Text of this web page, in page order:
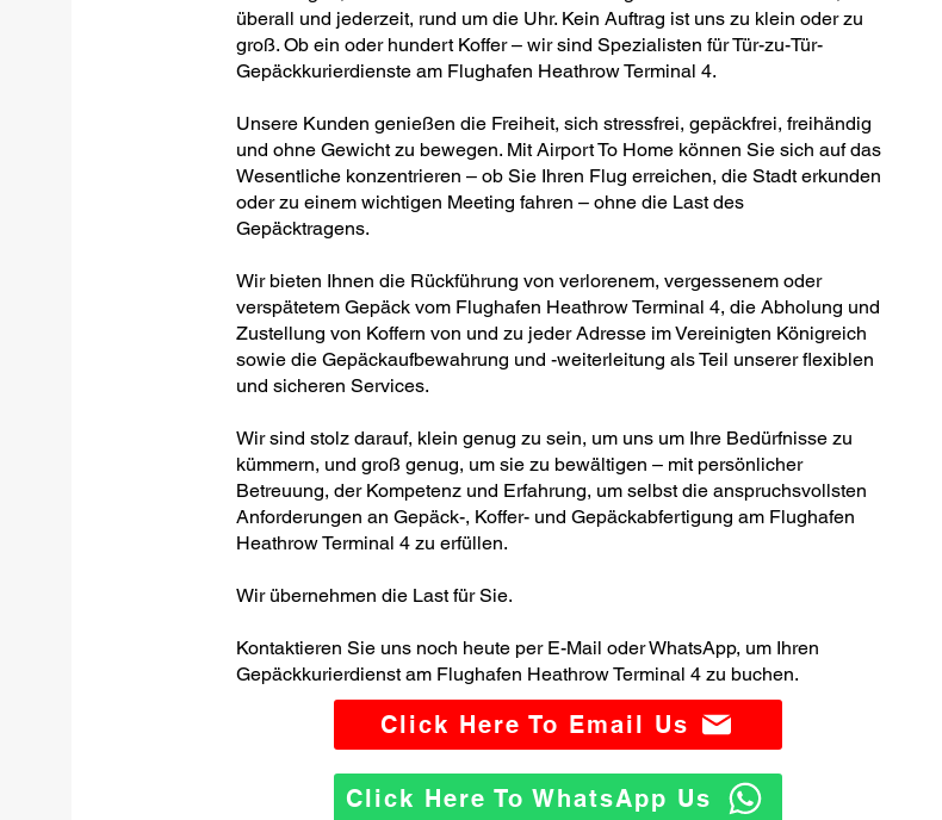
überall und jederzeit, rund um die Uhr. Kein Auftrag ist uns zu klein oder zu
groß. Ob ein oder hundert Koffer – wir sind Spezialisten für Tür-zu-Tür-
Gepäckkurierdienste am Flughafen Heathrow Terminal 4.
Unsere Kunden genießen die Freiheit, sich stressfrei, gepäckfrei, freihändig
und ohne Gewicht zu bewegen. Mit Airport To Home können Sie sich auf das
Wesentliche konzentrieren – ob Sie Ihren Flug erreichen, die Stadt erkunden
oder zu einem wichtigen Meeting fahren – ohne die Last des
Gepäcktragens.
Wir bieten Ihnen die Rückführung von verlorenem, vergessenem oder
verspätetem Gepäck vom Flughafen Heathrow Terminal 4, die Abholung und
Zustellung von Koffern von und zu jeder Adresse im Vereinigten Königreich
sowie die Gepäckaufbewahrung und -weiterleitung als Teil unserer flexiblen
und sicheren Services.
Wir sind stolz darauf, klein genug zu sein, um uns um Ihre Bedürfnisse zu
kümmern, und groß genug, um sie zu bewältigen – mit persönlicher
Betreuung, der Kompetenz und Erfahrung, um selbst die anspruchsvollsten
Anforderungen an Gepäck-, Koffer- und Gepäckabfertigung am Flughafen
Heathrow Terminal 4 zu erfüllen.
Wir übernehmen die Last für Sie.
Kontaktieren Sie uns noch heute per E-Mail oder WhatsApp, um Ihren
Gepäckkurierdienst am Flughafen Heathrow Terminal 4 zu buchen.
Click Here To Email Us
Click Here To WhatsApp Us